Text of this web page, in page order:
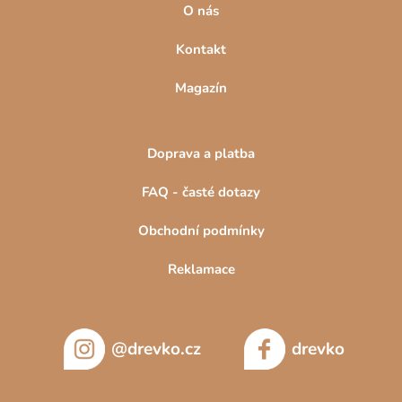
O nás
Kontakt
Magazín
Doprava a platba
FAQ - časté dotazy
Obchodní podmínky
Reklamace
@drevko.cz drevko